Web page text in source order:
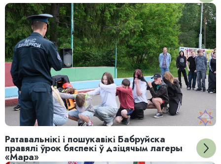
Ратавальнікі і пошукавікі Бабруйска
правялі ўрок бяспекі ў дзіцячым лагеры
«Мара»